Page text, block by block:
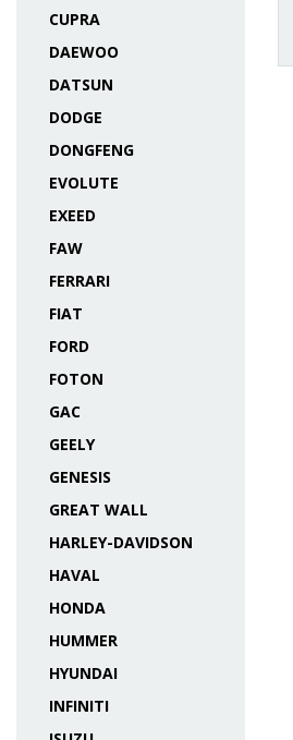
CUPRA
DAEWOO
DATSUN
DODGE
DONGFENG
EVOLUTE
EXEED
FAW
FERRARI
FIAT
FORD
FOTON
GAC
GEELY
GENESIS
GREAT WALL
HARLEY-DAVIDSON
HAVAL
HONDA
HUMMER
HYUNDAI
INFINITI